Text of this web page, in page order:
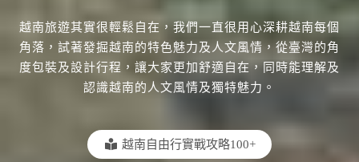
越南旅遊其實很輕鬆自在，我們一直很用心深耕越南每個
角落，試著發掘越南的特色魅力及人文風情，從臺灣的角
度包裝及設計行程，讓大家更加舒適自在，同時能理解及
認識越南的人文風情及獨特魅力。
越南自由行實戰攻略100+